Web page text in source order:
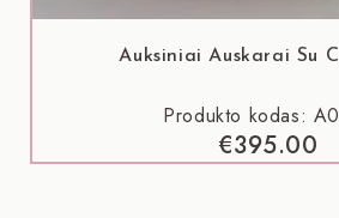
Auksiniai Auskarai Su
Produkto kodas:
€395.00